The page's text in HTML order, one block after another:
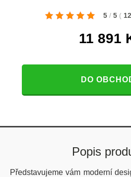
5 / 5 ( 12
11 891
DO
Popis
Představujeme vám moderní